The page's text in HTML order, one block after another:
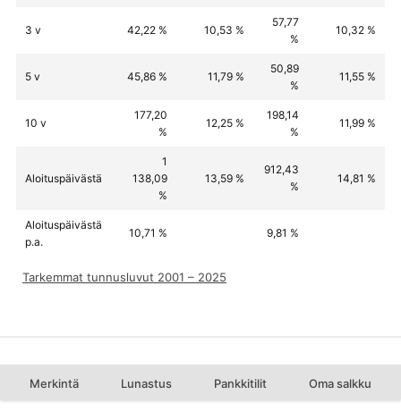
3 v 42,22 % 10,53 %
57,77
%
10,32 %
5 v 45,86 % 11,79 %
50,89
%
11,55 %
10 v
177,20
%
12,25 %
198,14
%
11,99 %
Aloituspäivästä
1
138,09
%
13,59 %
912,43
%
14,81 %
Aloituspäivästä
p.a.
10,71 % 9,81 %
Tarkemmat tunnusluvut 2001 – 2025
Merkintä Lunastus Pankkitilit Oma salkku